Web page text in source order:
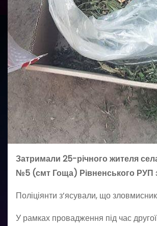
Затримали 25-річного жителя
№5 (смт Гоща) Рівненського РУП
Поліціянти з’ясували, що
У рамках провадження під час